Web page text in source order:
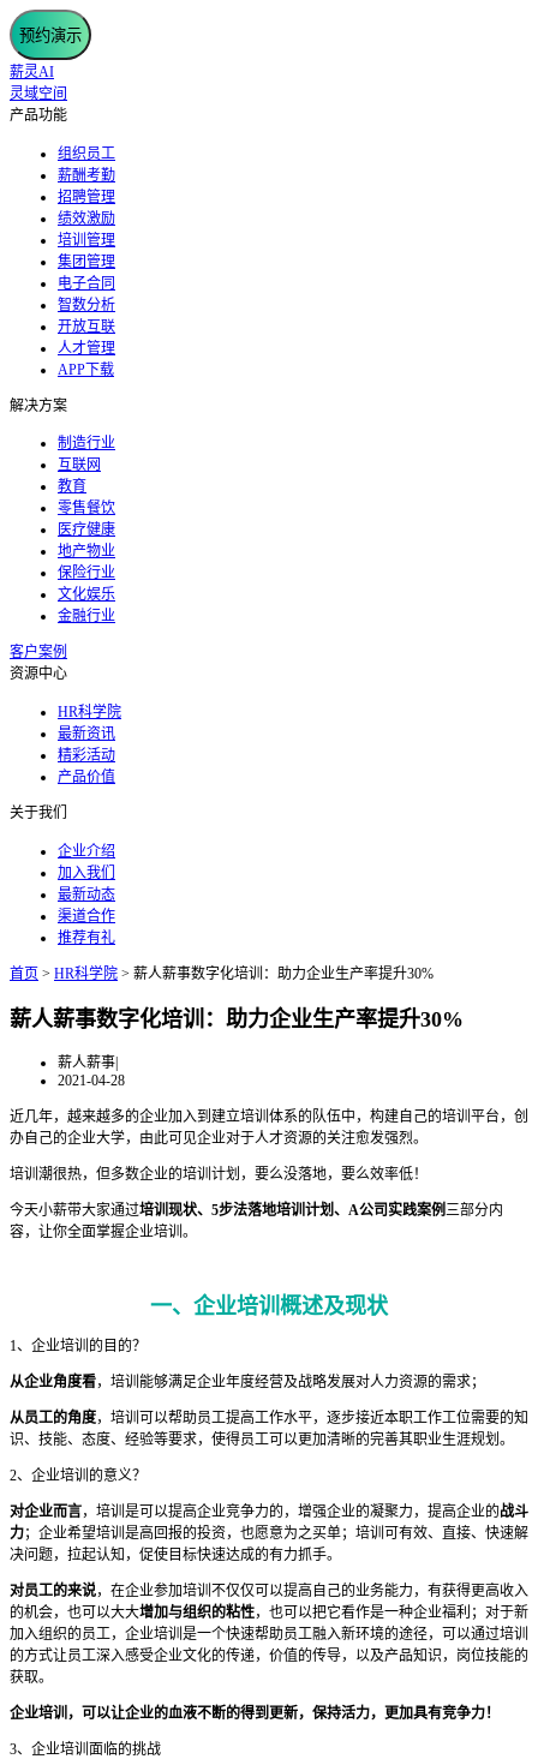
预约演示
薪灵AI
灵域空间
产品功能
组织员工
薪酬考勤
招聘管理
绩效激励
培训管理
集团管理
电子合同
智数分析
开放互联
人才管理
APP下载
解决方案
制造行业
互联网
教育
零售餐饮
医疗健康
地产物业
保险行业
文化娱乐
金融行业
客户案例
资源中心
HR科学院
最新资讯
精彩活动
产品价值
关于我们
企业介绍
加入我们
最新动态
渠道合作
推荐有礼
首页 > HR科学院 > 薪人薪事数字化培训：助力企业生产率提升30%
薪人薪事数字化培训：助力企业生产率提升30%
薪人薪事|
2021-04-28
近几年，越来越多的企业加入到建立培训体系的队伍中，构建自己的培训平台，创
办自己的企业大学，由此可见企业对于人才资源的关注愈发强烈。
培训潮很热，但多数企业的培训计划，要么没落地，要么效率低！
今天小薪带大家通过培训现状、5步法落地培训计划、A公司实践案例三部分内
容，让你全面掌握企业培训。
一、企业培训概述及现状
1、企业培训的目的？
从企业角度看，培训能够满足企业年度经营及战略发展对人力资源的需求；
从员工的角度，培训可以帮助员工提高工作水平，逐步接近本职工作工位需要的知
识、技能、态度、经验等要求，使得员工可以更加清晰的完善其职业生涯规划。
2、企业培训的意义？
对企业而言，培训是可以提高企业竞争力的，增强企业的凝聚力，提高企业的战斗
力；企业希望培训是高回报的投资，也愿意为之买单；培训可有效、直接、快速解
决问题，拉起认知，促使目标快速达成的有力抓手。
对员工的来说，在企业参加培训不仅仅可以提高自己的业务能力，有获得更高收入
的机会，也可以大大增加与组织的粘性，也可以把它看作是一种企业福利；对于新
加入组织的员工，企业培训是一个快速帮助员工融入新环境的途径，可以通过培训
的方式让员工深入感受企业文化的传递，价值的传导，以及产品知识，岗位技能的
获取。
企业培训，可以让企业的血液不断的得到更新，保持活力，更加具有竞争力！
3、企业培训面临的挑战